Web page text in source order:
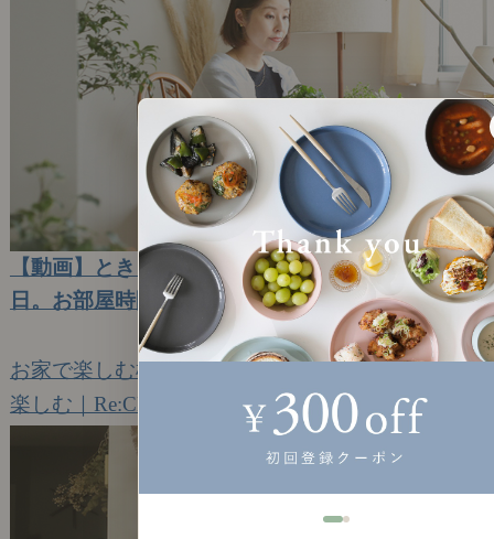
【動画】ときどき、古いもの｜夏のおこもり休
日。お部屋時間を楽しむ、2つのこと。
2023年7月12日(水)
お家で楽しむ植物とおやつ時間
楽しむ｜Re:CENO Vlog（動画）